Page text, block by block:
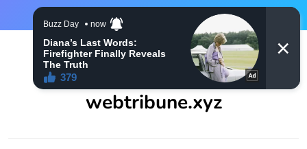
webtribune.xyz